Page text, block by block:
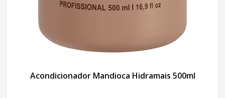
Acondicionador Mandioca Hidramais 500ml